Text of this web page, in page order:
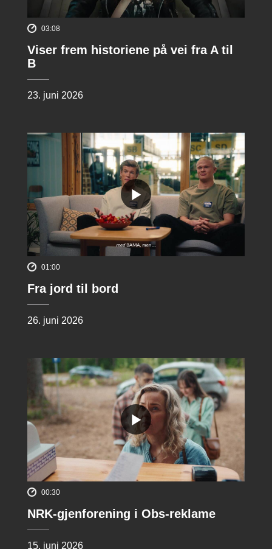
03:08
Viser frem historiene på vei fra A til
B
23. juni 2026
01:00
Fra jord til bord
26. juni 2026
00:30
NRK-gjenforening i Obs-reklame
15. juni 2026